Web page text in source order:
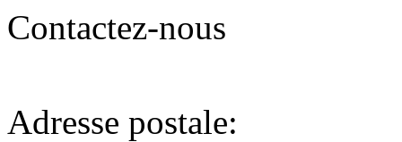
Contactez-nous
Adresse postale: